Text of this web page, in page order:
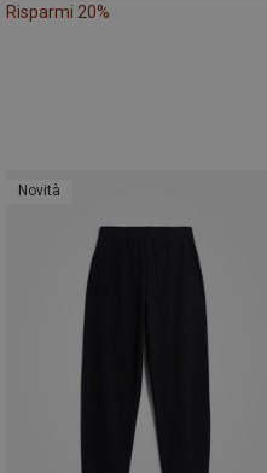
Risparmi 20%
Novità